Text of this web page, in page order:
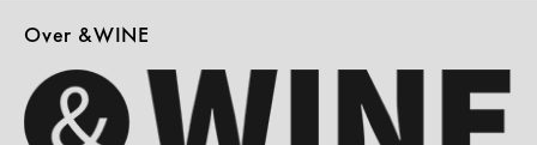
Over &WINE